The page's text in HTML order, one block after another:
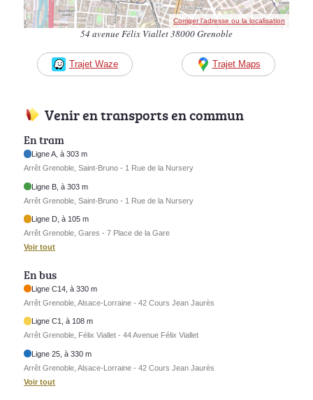
Corriger l’adresse ou la localisation
54 avenue Félix Viallet 38000 Grenoble
Trajet Waze Trajet Maps
Venir en transports en commun
En tram
Ligne A, à 303 m
Arrêt Grenoble, Saint-Bruno - 1 Rue de la Nursery
Ligne B, à 303 m
Arrêt Grenoble, Saint-Bruno - 1 Rue de la Nursery
Ligne D, à 105 m
Arrêt Grenoble, Gares - 7 Place de la Gare
Voir tout
En bus
Ligne C14, à 330 m
Arrêt Grenoble, Alsace-Lorraine - 42 Cours Jean Jaurès
Ligne C1, à 108 m
Arrêt Grenoble, Félix Viallet - 44 Avenue Félix Viallet
Ligne 25, à 330 m
Arrêt Grenoble, Alsace-Lorraine - 42 Cours Jean Jaurès
Voir tout